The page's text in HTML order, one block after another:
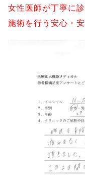
女性医師が丁寧に
施術を行う安心・